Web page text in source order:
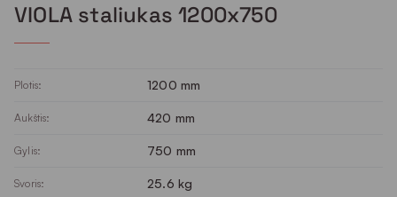
VIOLA staliukas 1200x750
Plotis: 1200 mm
Aukštis: 420 mm
Gylis: 750 mm
Svoris: 25.6 kg